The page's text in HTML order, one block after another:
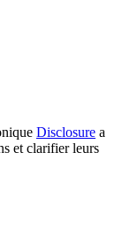
Disclosure a
et clarifier leurs